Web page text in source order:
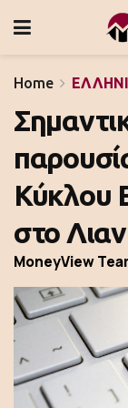
Home
Κύκλου
στο
MoneyView